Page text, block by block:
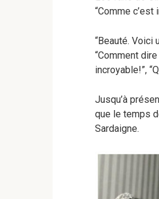
“Comme
“Beauté. Voici
“Comment
incroyable!”,
Jusqu’à
que le temps
Sardaigne.